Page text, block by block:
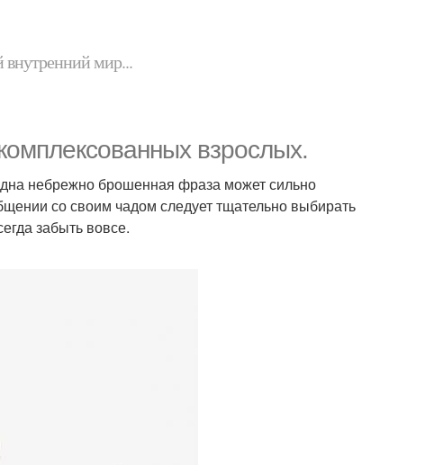
внутренний мир...
взрослых.
небрежно брошенная фраза может сильно
со своим чадом следует тщательно выбирать
забыть вовсе.